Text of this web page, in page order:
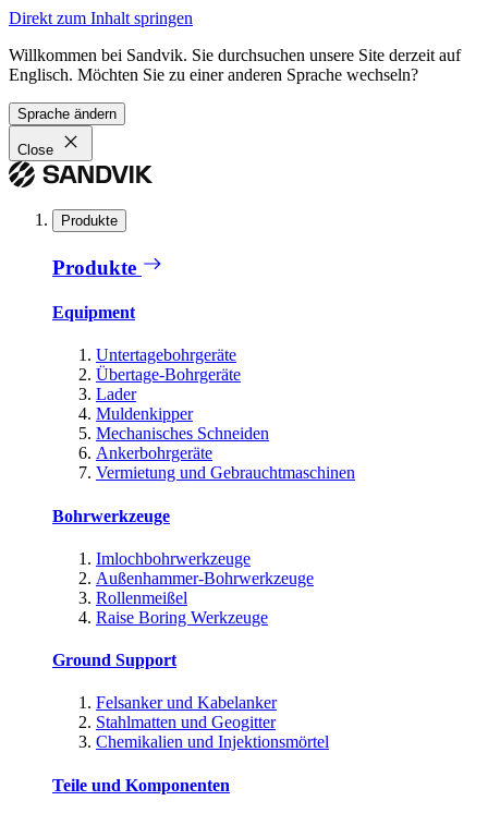
Direkt zum Inhalt springen
Willkommen bei Sandvik. Sie durchsuchen unsere Site derzeit auf
Englisch. Möchten Sie zu einer anderen Sprache wechseln?
Sprache ändern
Close
Produkte
Produkte
Equipment
Untertagebohrgeräte
Übertage-Bohrgeräte
Lader
Muldenkipper
Mechanisches Schneiden
Ankerbohrgeräte
Vermietung und Gebrauchtmaschinen
Bohrwerkzeuge
Imlochbohrwerkzeuge
Außenhammer-Bohrwerkzeuge
Rollenmeißel
Raise Boring Werkzeuge
Ground Support
Felsanker und Kabelanker
Stahlmatten und Geogitter
Chemikalien und Injektionsmörtel
Teile und Komponenten